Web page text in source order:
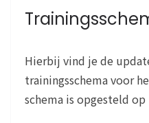
Hierbij vind je de
trainingsschema voor
schema is opgesteld op